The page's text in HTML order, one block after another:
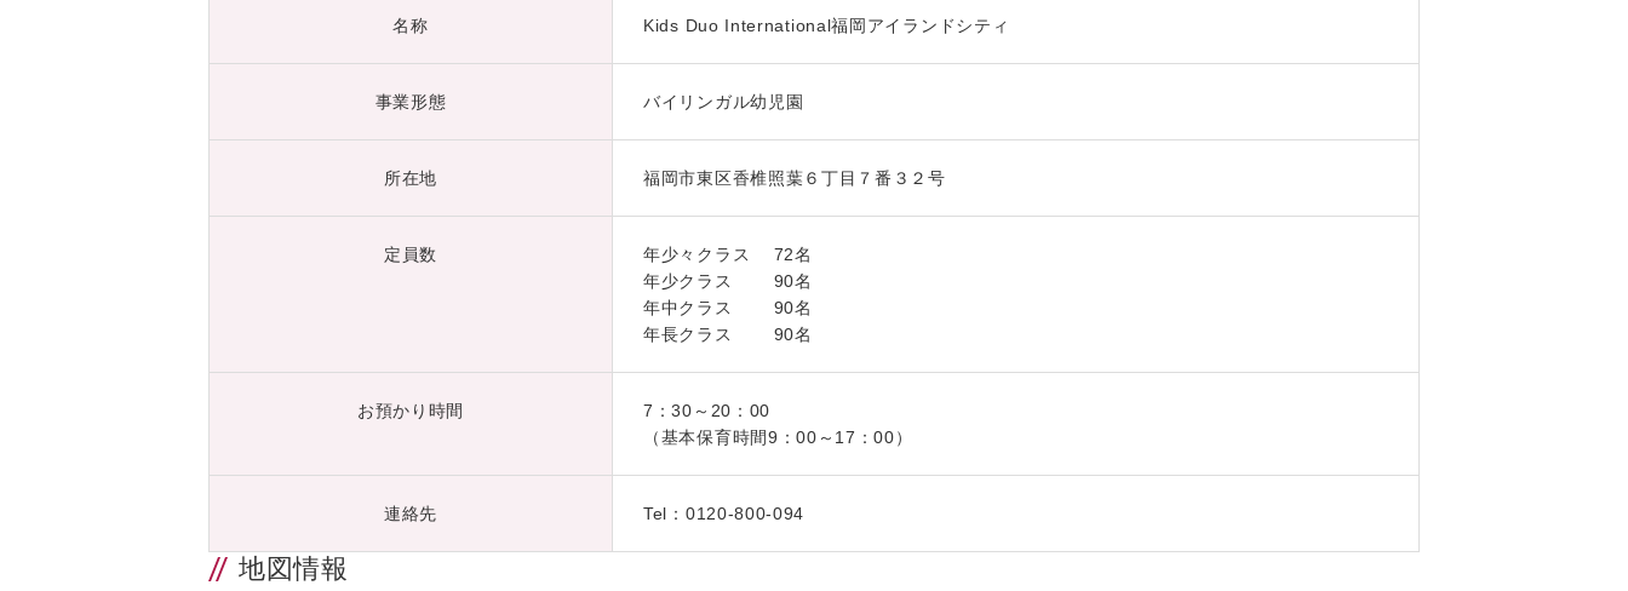
名称 Kids Duo International福岡アイランドシティ
事業形態 バイリンガル幼児園
所在地 福岡市東区香椎照葉６丁目７番３２号
定員数
年少々クラス 72名
年少クラス 90名
年中クラス 90名
年長クラス 90名
お預かり時間
7：30～20：00
（基本保育時間9：00～17：00）
連絡先 Tel：0120-800-094
地図情報